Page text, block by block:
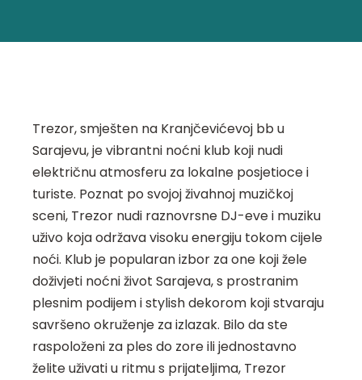
Trezor, smješten na Kranjčevićevoj bb u
Sarajevu, je vibrantni noćni klub koji nudi
električnu atmosferu za lokalne posjetioce i
turiste. Poznat po svojoj živahnoj muzičkoj
sceni, Trezor nudi raznovrsne DJ-eve i muziku
uživo koja održava visoku energiju tokom cijele
noći. Klub je popularan izbor za one koji žele
doživjeti noćni život Sarajeva, s prostranim
plesnim podijem i stylish dekorom koji stvaraju
savršeno okruženje za izlazak. Bilo da ste
raspoloženi za ples do zore ili jednostavno
želite uživati u ritmu s prijateljima, Trezor